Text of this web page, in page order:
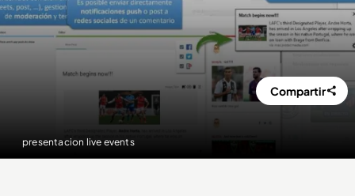
presentacion live events
Compartir